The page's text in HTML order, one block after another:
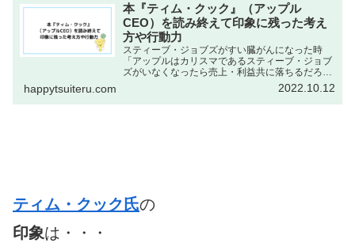
本『ティム・クック』（アップル
CEO）を読み終えて印象に残った考え
方や行動力
スティーブ・ジョブズがすい臓がんになった時
「アップルはカリスマであるスティーブ・ジョブ
ズがいなくなったら売上・利益共に落ちるだろ
う」とアメリカ国内で言われていました。2011
年、スティーブ・ジョブズの体調が更に悪化しま
す。世間の厳しい意見に...
happytsuiteru.com 2022.10.12
ティム・クック氏の
印象は・・・